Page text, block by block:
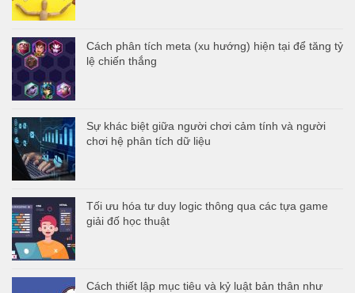
Cách phân tích meta (xu hướng) hiện tại để tăng tỷ
lệ chiến thắng
Sự khác biệt giữa người chơi cảm tính và người
chơi hệ phân tích dữ liệu
Tối ưu hóa tư duy logic thông qua các tựa game
giải đố học thuật
Cách thiết lập mục tiêu và kỷ luật bản thân như